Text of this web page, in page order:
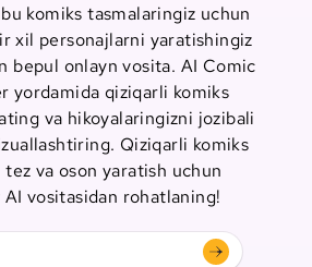
komiks tasmalaringiz uchun
xil personajlarni yaratishingiz
bepul onlayn vosita. AI Comic
yordamida qiziqarli komiks
va hikoyalaringizni jozibali
Qiziqarli komiks
va oson yaratish uchun
AI vositasidan rohatlaning!